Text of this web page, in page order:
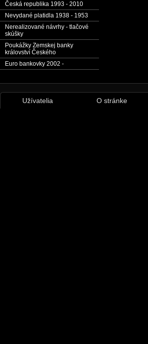
Česká republika 1993 - 2010
Nevydané platidla 1938 - 1953
Nerealizované návrhy - tlačové
skúšky
Poukážky Zemskej banky
království Českého
Euro bankovky 2002 -
Užívatelia O stránke